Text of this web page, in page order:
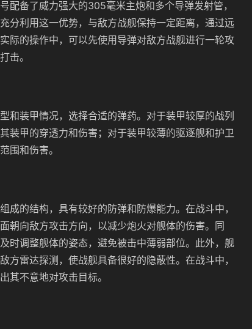
配备了威力强大的305毫米主炮和多个导弹发射管，
分利用这一优势，与敌方战舰保持一定距离，通过远
际的操作中，可以先使用导弹对敌方战舰进行一轮攻
击。
和装甲情况，选择合适的弹药。对于装甲较厚的战列
装甲的穿透力和伤害；对于装甲较薄的驱逐舰和护卫
围和伤害。
成的结构，具有较好的防弹和防爆能力。在战斗中，
朝向敌方攻击方向，以减少炮火对舰体的伤害。同
时调整舰体的姿态，避免被击中薄弱部位。此外，舰
方雷达探测，使战舰具备很好的隐蔽性。在战斗中，
其不意地对攻击目标。